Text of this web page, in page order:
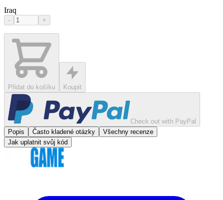
Iraq
- +
Přidat do košíku Koupit
Check out with PayPal
Popis
Často kladené otázky
Všechny recenze
Jak uplatnit svůj kód